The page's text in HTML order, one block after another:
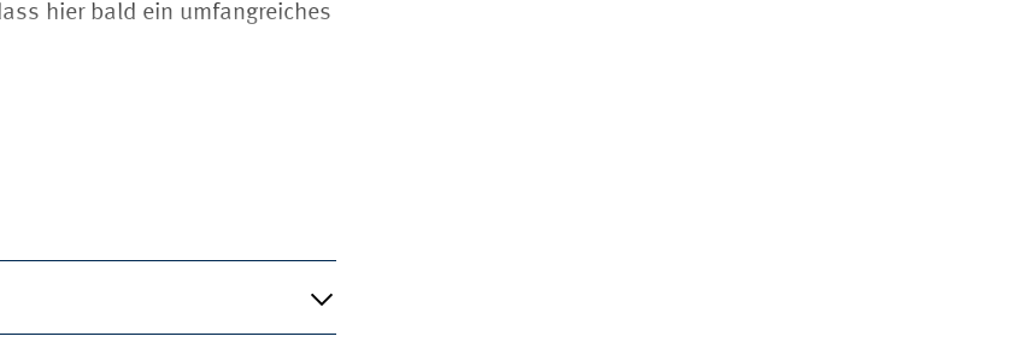
hier bald ein umfangreiches